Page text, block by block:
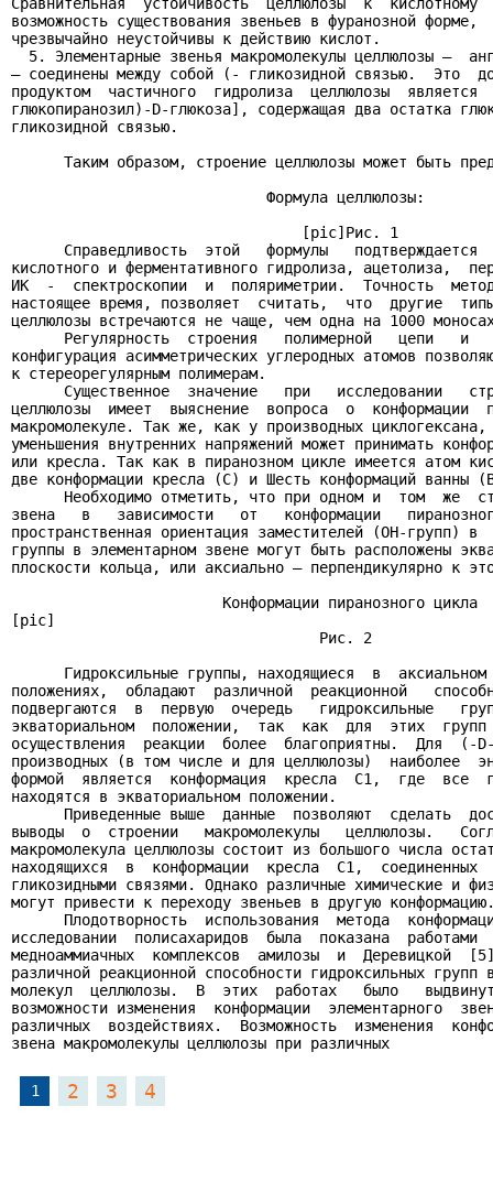
возможность существования звеньев в фуранозной форме,
чрезвычайно неустойчивы к действию кислот.
5. Элементарные звенья макромолекулы целлюлозы –
– соединены между собой (- гликозидной связью.  Это
продуктом  частичного  гидролиза  целлюлозы
глюкопиранозил)-D-глюкоза], содержащая два остатка
гликозидной связью.
Таким образом, строение целлюлозы может быть
                             Формула целлюлозы:
                                 [pic]Рис. 1
Справедливость  этой   формулы   подтверждается
кислотного и ферментативного гидролиза, ацетолиза,
ИК  -  спектроскопии  и  поляриметрии.  Точность
настоящее время, позволяет  считать,  что  другие
целлюлозы встречаются не чаще, чем одна на 1000
Регулярность  строения   полимерной   цепи   и
конфигурация асимметрических углеродных атомов
к стереорегулярным полимерам.
Существенное  значение   при   исследовании
целлюлозы  имеет  выяснение  вопроса  о  конформации
макромолекуле. Так же, как у производных
уменьшения внутренних напряжений может принимать
или кресла. Так как в пиранозном цикле имеется атом
две конформации кресла (С) и Шесть конформаций ванны
Необходимо отметить, что при одном и  том  же
звена   в   зависимости   от   конформации
пространственная ориентация заместителей (ОН-групп) в
группы в элементарном звене могут быть расположены
плоскости кольца, или аксиально – перпендикулярно к
                        Конформации пиранозного цикла
[pic]
                                   Рис. 2
Гидроксильные группы, находящиеся  в
положениях,  обладают  различной  реакционной
подвергаются  в  первую  очередь   гидроксильные
экваториальном  положении,  так  как  для  этих  групп
осуществления  реакции  более  благоприятны.  Для  (-
производных (в том числе и для целлюлозы)  наиболее
формой  является  конформация  кресла  C1,  где  все
находятся в экваториальном положении.
Приведенные выше  данные  позволяют  сделать
выводы  о  строении   макромолекулы   целлюлозы.
макромолекула целлюлозы состоит из большого числа
находящихся  в  конформации  кресла  С1,
гликозидными связями. Однако различные химические и
могут привести к переходу звеньев в другую
Плодотворность  использования  метода
исследовании  полисахаридов  была  показана
медноаммиачных  комплексов  амилозы  и  Деревицкой
различной реакционной способности гидроксильных
молекул  целлюлозы.  В  этих  работах   было
возможности изменения  конформации  элементарного
различных  воздействиях.  Возможность  изменения
звена макромолекулы целлюлозы при различных
1 2 3 4